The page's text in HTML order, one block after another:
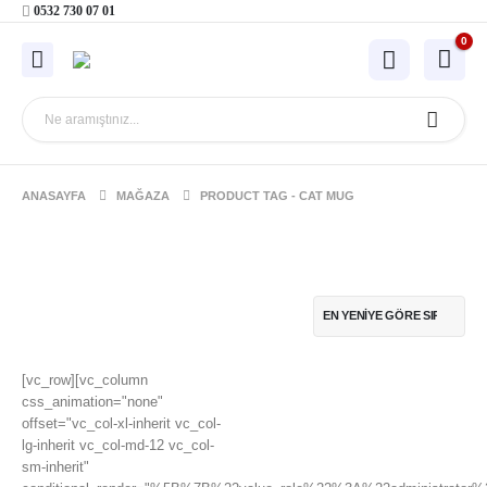
0532 730 07 01
0
ANASAYFA MAĞAZA PRODUCT TAG - CAT MUG
[vc_row][vc_column
css_animation="none"
offset="vc_col-xl-inherit vc_col-
lg-inherit vc_col-md-12 vc_col-
sm-inherit"